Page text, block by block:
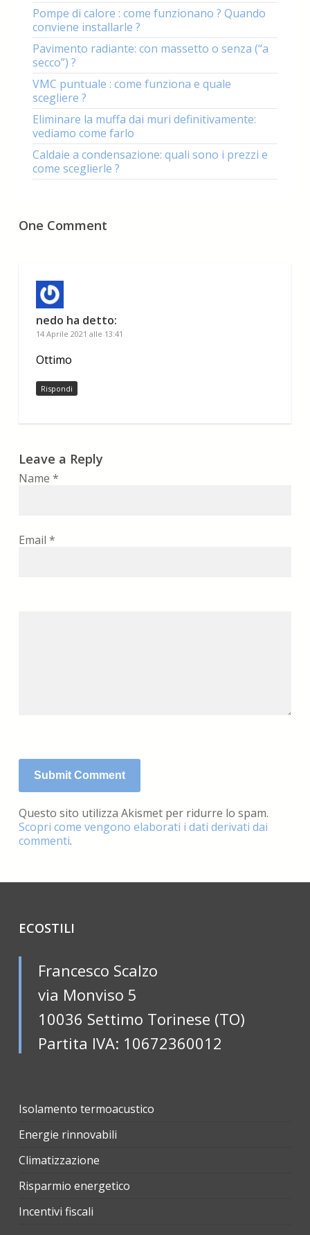
Pompe di calore : come funzionano ? Quando
conviene installarle ?
Pavimento radiante: con massetto o senza (“a
secco”) ?
VMC puntuale : come funziona e quale
scegliere ?
Eliminare la muffa dai muri definitivamente:
vediamo come farlo
Caldaie a condensazione: quali sono i prezzi e
come sceglierle ?
One Comment
nedo ha detto:
14 Aprile 2021 alle 13:41
Ottimo
Rispondi
Leave a Reply
Name *
Email *
Questo sito utilizza Akismet per ridurre lo spam.
Scopri come vengono elaborati i dati derivati dai
commenti.
ECOSTILI
Francesco Scalzo
via Monviso 5
10036 Settimo Torinese (TO)
Partita IVA: 10672360012
Isolamento termoacustico
Energie rinnovabili
Climatizzazione
Risparmio energetico
Incentivi fiscali